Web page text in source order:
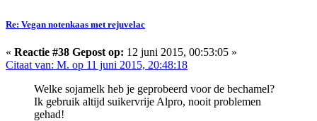
Re: Vegan notenkaas met rejuvelac
« Reactie #38 Gepost op: 12 juni 2015, 00:53:05 »
Citaat van: M. op 11 juni 2015, 20:48:18
Welke sojamelk heb je geprobeerd voor de bechamel?
Ik gebruik altijd suikervrije Alpro, nooit problemen
gehad!